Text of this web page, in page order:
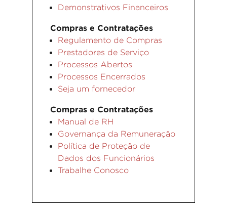
Demonstrativos Financeiros
Compras e Contratações
Regulamento de Compras
Prestadores de Serviço
Processos Abertos
Processos Encerrados
Seja um fornecedor
Compras e Contratações
Manual de RH
Governança da Remuneração
Política de Proteção de
Dados dos Funcionários
Trabalhe Conosco